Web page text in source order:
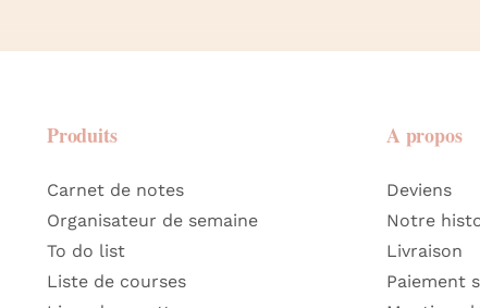
Produits
Carnet de notes
Organisateur de semaine
To do list
Liste de courses
A propos
Deviens
Notre
Livraison
Paiement